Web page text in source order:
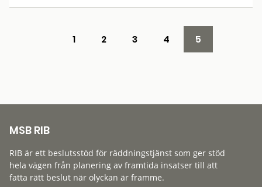
1 2 3 4 5
MSB RIB
RIB är ett beslutsstöd för räddningstjänst som ger stöd
hela vägen från planering av framtida insatser till att
fatta rätt beslut när olyckan är framme.